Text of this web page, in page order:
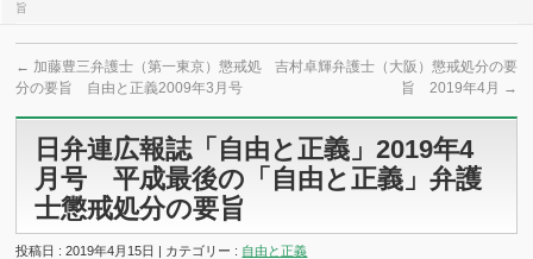
旨
← 加藤豊三弁護士（第一東京）懲戒処
分の要旨 自由と正義2009年3月号
吉村卓輝弁護士（大阪）懲戒処分の要
旨 2019年4月 →
日弁連広報誌「自由と正義」2019年4
月号 平成最後の「自由と正義」弁護
士懲戒処分の要旨
投稿日 : 2019年4月15日 | カテゴリー : 自由と正義